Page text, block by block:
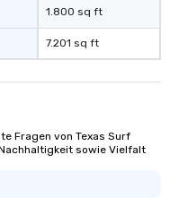
1.800 sq ft
7.201 sq ft
Fragen von Texas Surf
sowie Vielfalt